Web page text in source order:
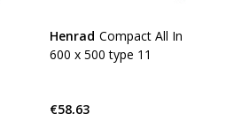
Henrad Compact All In
600 x 500 type 11
€58,63